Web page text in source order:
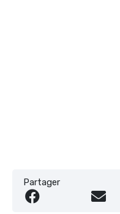
Partager